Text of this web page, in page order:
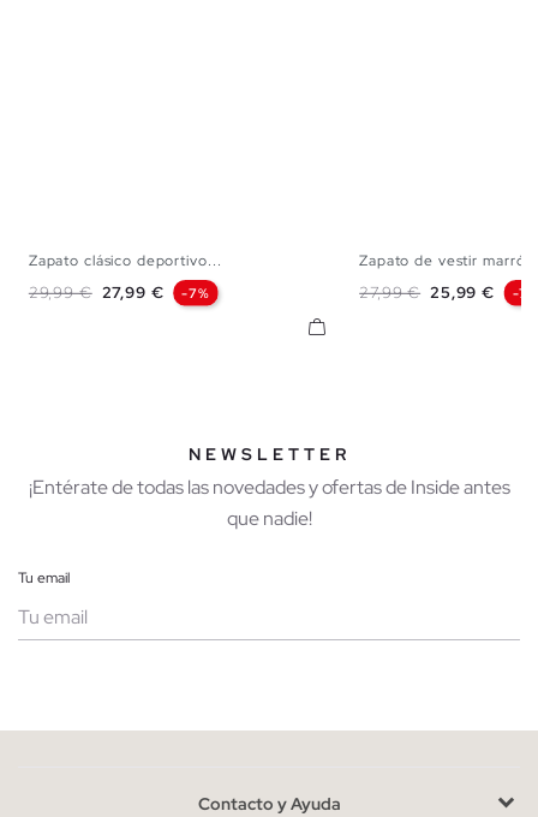
42
Zapato clásico deportivo...
Precio base
29,99 € Precio
27,99 € -7%
Zapato de vestir marrón
Precio base
27,99 € Precio
25,99 € -
NEWSLETTER
¡Entérate de todas las novedades y ofertas de Inside antes
que nadie!
Tu email
He leído y entiendo lapolítica de privacidad
Contacto y Ayuda